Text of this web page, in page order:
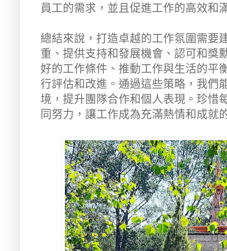
員工的需求，並且促進工作的高效和
總結來說，打造卓越的工作氛圍需要
重、提供支持和發展機會、認可和獎
好的工作條件、推動工作與生活的平
行評估和改進。通過這些策略，我們
境，提升團隊合作和個人表現。珍惜
同努力，讓工作成為充滿熱情和成就